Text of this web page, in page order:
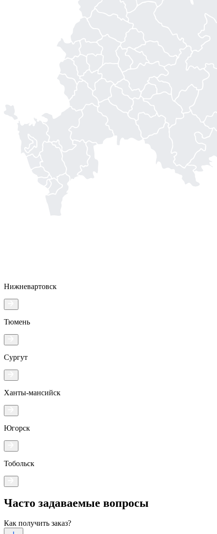
Нижневартовск
Тюмень
Сургут
Ханты-мансийск
Югорск
Тобольск
Часто задаваемые вопросы
Как получить заказ?